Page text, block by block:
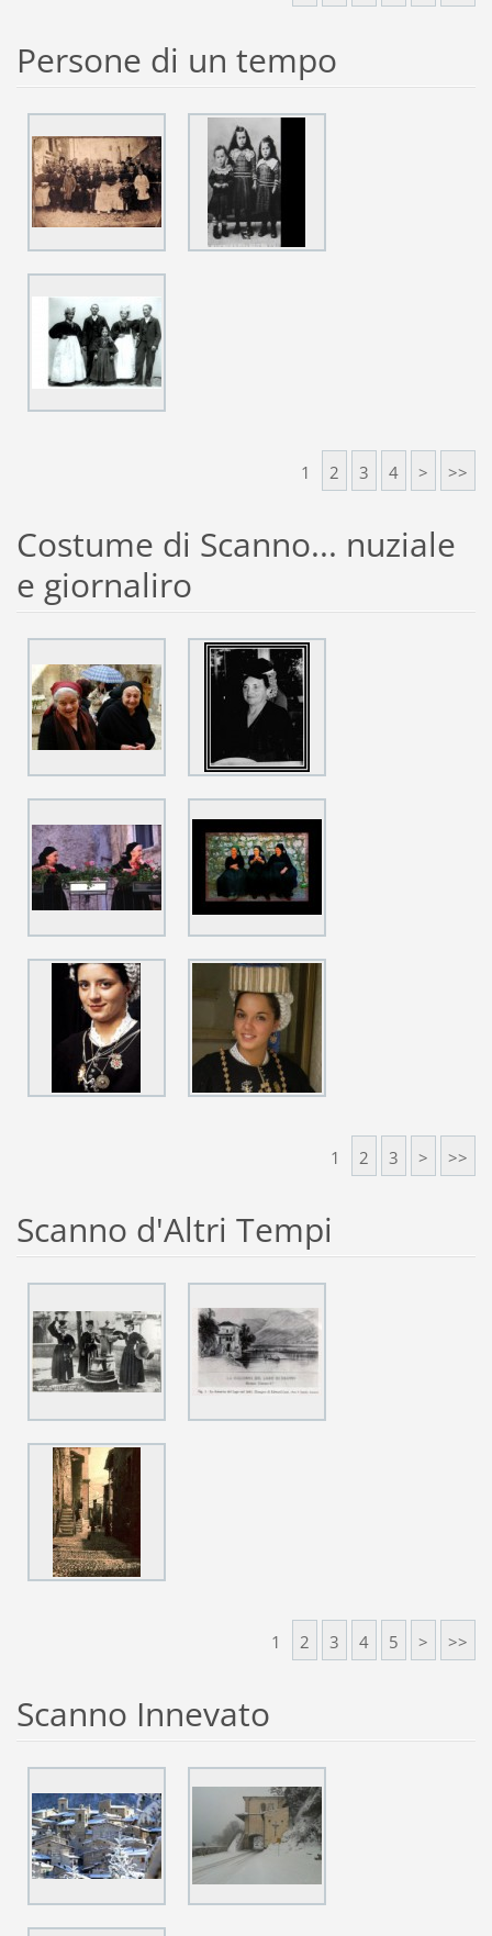
Persone di un tempo
1 2 3 4 > >>
Costume di Scanno... nuziale
e giornaliro
1 2 3 > >>
Scanno d'Altri Tempi
1 2 3 4 5 > >>
Scanno Innevato